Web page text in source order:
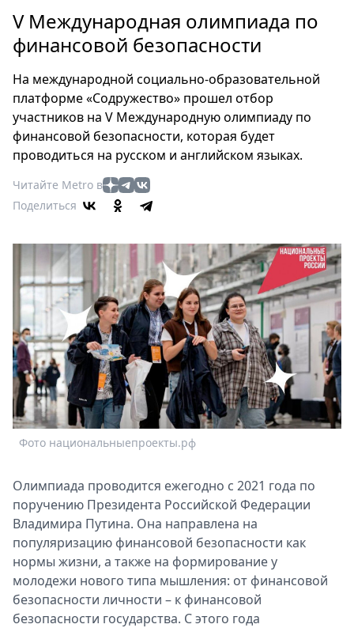
Россия
Мир
Еда
Туризм
Мода
Театр
Кино
Афиша
Выставки
Пресс-
релизы
О
Metro
Стримы
Спецпроекты
Звезды
Выборы
2026
Скачай
V Международная олимпиада по
финансовой безопасности
На международной социально-образовательной
платформе «Содружество» прошел отбор
участников на V Международную олимпиаду по
финансовой безопасности, которая будет
проводиться на русском и английском языках.
Читайте Metro в
Поделиться
Фото национальныепроекты.рф
Олимпиада проводится ежегодно с 2021 года по
поручению Президента Российской Федерации
Владимира Путина. Она направлена на
популяризацию финансовой безопасности как
нормы жизни, а также на формирование у
молодежи нового типа мышления: от финансовой
безопасности личности – к финансовой
безопасности государства. С этого года